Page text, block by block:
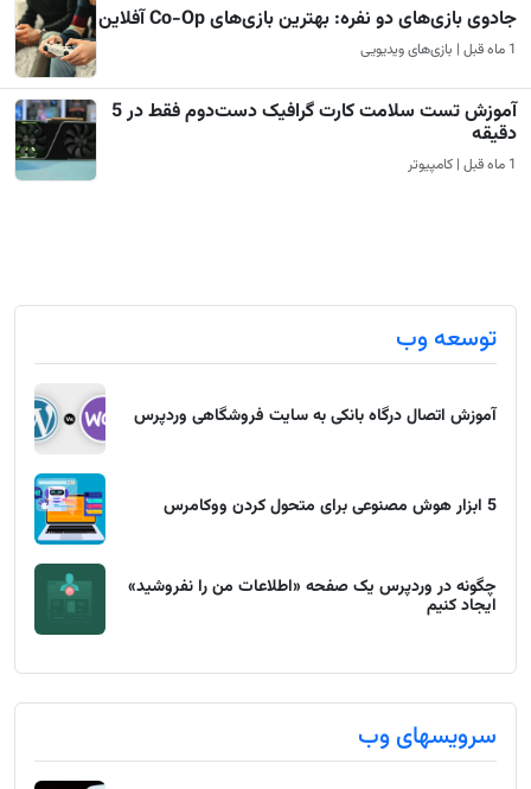
جادوی بازی‌های دو نفره: بهترین بازی‌های Co-Op آفلاین
1 ماه قبل | بازی‌های ویدیویی
آموزش تست سلامت کارت گرافیک دست‌دوم فقط در 5
دقیقه
1 ماه قبل | کامپیوتر
توسعه وب
آموزش اتصال درگاه بانکی به سایت فروشگاهی وردپرس
5 ابزار هوش مصنوعی برای متحول کردن ووکامرس
چگونه در وردپرس یک صفحه «اطلاعات من را نفروشید»
ایجاد کنیم
سرویسهای وب